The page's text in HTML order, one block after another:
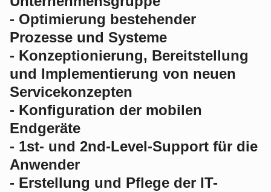
- Optimierung bestehender
Prozesse und Systeme
- Konzeptionierung, Bereitstellung
und Implementierung von neuen
Servicekonzepten
- Konfiguration der mobilen
Endgeräte
- 1st- und 2nd-Level-Support für die
Anwender
- Erstellung und Pflege der IT-